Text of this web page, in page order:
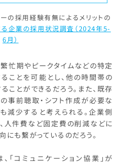
ーの採用経験有無によるメリットの
企業の採用状況調査（2024年5-
6月）
忙期やピークタイムなどの特定
ことを可能とし、他の時間帯の
とができるだろう。また、既存
事前聴取・シフト作成が必要な
減少すると考えられる。企業側
人件費など固定費の削減などに
も繋がっているのだろう。
「コミュニケーション協業」が